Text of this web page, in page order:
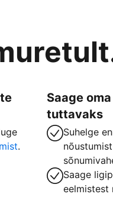
.
Saage
tuttavaks
Suhelge
Saage
eelmistest